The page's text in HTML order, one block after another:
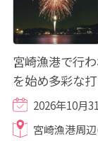
宮崎漁港で行
を始め多彩な
やかに彩りま
2026年10月
宮崎漁港周